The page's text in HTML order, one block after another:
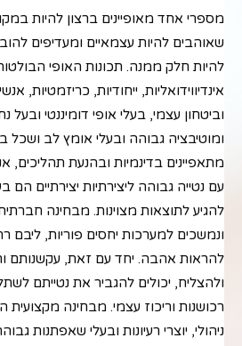
מספרי אחד מאופיינים ברצון להיות
שאוהבים להיות עצמאיים ומעדיפים
להיות חלק ממנה. תכונות האופי
אינדיווידואליות, ייחודיות, כריזמטיות,
וביטחון עצמי, בעלי אופי דומיננטי ובעל
ומוטיבציה גבוהה ובעלי אומץ לב ושכל
מתאפיינים בדינמיות ובהנעת תהליכים,
עם נטייה גבוהה ליצירתיות יצירתיים הם
להגיע לתוצאות מצוינות. מבחינה
ונמשכים למערכות יחסים פוריות, ליבם
להראות אהבה. יחד עם זאת, עקשנותם
ולהצליח, יכולים להגביר את נטייתם
רכושנות וריכוז עצמי. מבחינה
ניהולי, יוצרי רעיונות ובעלי שאפתנות